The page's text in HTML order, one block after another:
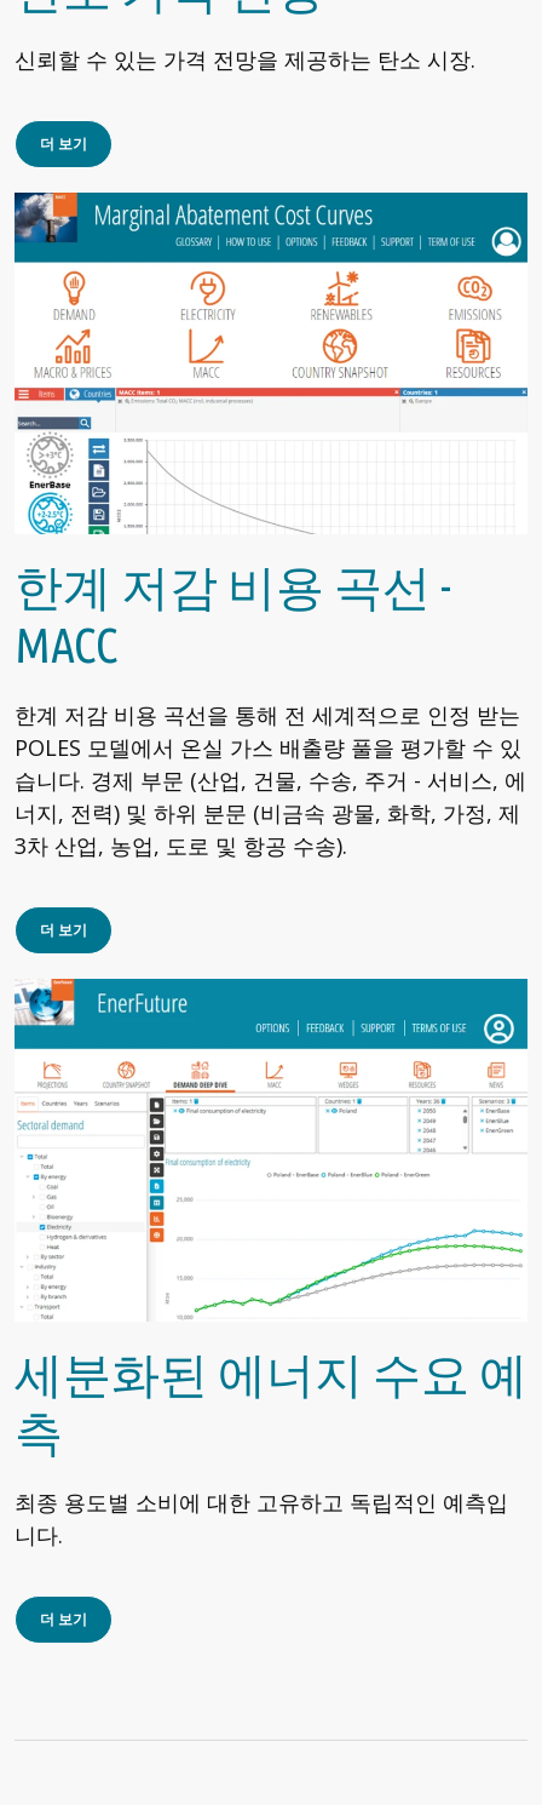
신뢰할 수 있는 가격 전망을 제공하는 탄소 시장.
더 보기
한계 저감 비용 곡선 -
MACC
한계 저감 비용 곡선을 통해 전 세계적으로 인정 받는
POLES 모델에서 온실 가스 배출량 풀을 평가할 수 있
습니다. 경제 부문 (산업, 건물, 수송, 주거 - 서비스, 에
너지, 전력) 및 하위 분문 (비금속 광물, 화학, 가정, 제
3차 산업, 농업, 도로 및 항공 수송).
더 보기
세분화된 에너지 수요 예
측
최종 용도별 소비에 대한 고유하고 독립적인 예측입
니다.
더 보기